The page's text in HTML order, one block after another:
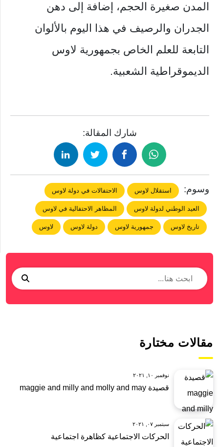
المدن صغيرة الحجم، إضافة إلى دهن
الجدران والرصيف في هذا اليوم بالألوان
التابعة للعلم الخاص بجمهورية لاوس
الديموقراطية الشعبية.
شارك المقالة:
وسوم: استقلال لاوس الاحتفالات في دولة لاوس
العيد الوطني لدولة لاوس المظاهر الاحتفالية في لاوس
تاريخ لاوس جمهورية لاوس دولة لاوس لاوس
مقالات مختارة
نوفمبر ١٠, ٢٠٢١
قصيدة maggie and milly and molly and may
سبتمبر ٠٧, ٢٠٢١
الحركات الاجتماعية كظاهرة اجتماعية